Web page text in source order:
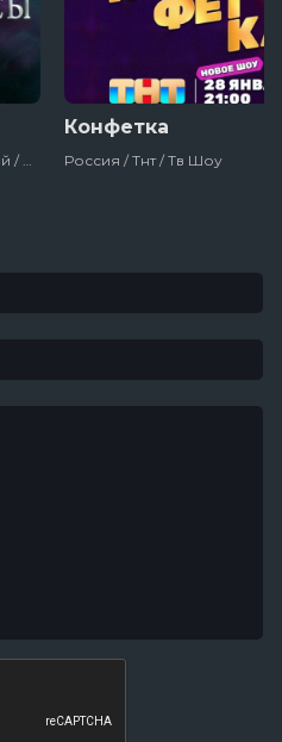
Конфетка
Россия / Тнт / Тв Шоу